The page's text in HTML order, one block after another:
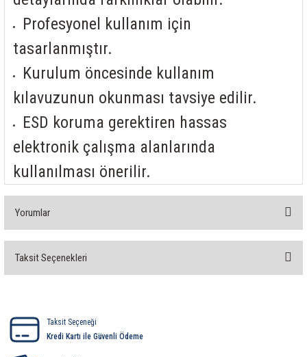
Profesyonel kullanım için
tasarlanmıştır.
Kurulum öncesinde kullanım
kılavuzunun okunması tavsiye edilir.
ESD koruma gerektiren hassas
elektronik çalışma alanlarında
kullanılması önerilir.
Yorumlar
Taksit Seçenekleri
Taksit Seçeneği
Kredi Kartı ile Güvenli Ödeme